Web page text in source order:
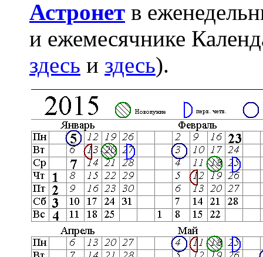
Астронет в
и ежемесячнике
здесь и здесь).